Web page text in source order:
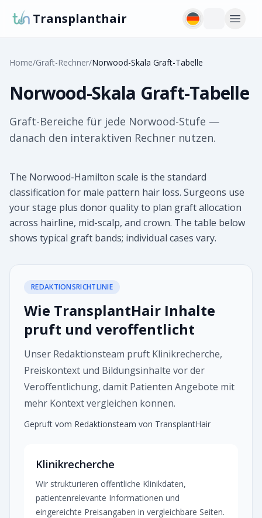
Transplanthair
Home/Graft-Rechner/Norwood-Skala Graft-Tabelle
Norwood-Skala Graft-Tabelle
Graft-Bereiche für jede Norwood-Stufe —
danach den interaktiven Rechner nutzen.
The Norwood-Hamilton scale is the standard
classification for male pattern hair loss. Surgeons use
your stage plus donor quality to plan graft allocation
across hairline, mid-scalp, and crown. The table below
shows typical graft bands; individual cases vary.
REDAKTIONSRICHTLINIE
Wie TransplantHair Inhalte
pruft und veroffentlicht
Unser Redaktionsteam pruft Klinikrecherche,
Preiskontext und Bildungsinhalte vor der
Veroffentlichung, damit Patienten Angebote mit
mehr Kontext vergleichen konnen.
Gepruft vom Redaktionsteam von TransplantHair
Klinikrecherche
Wir strukturieren offentliche Klinikdaten,
patientenrelevante Informationen und
eingereichte Preisangaben in vergleichbare Seiten.